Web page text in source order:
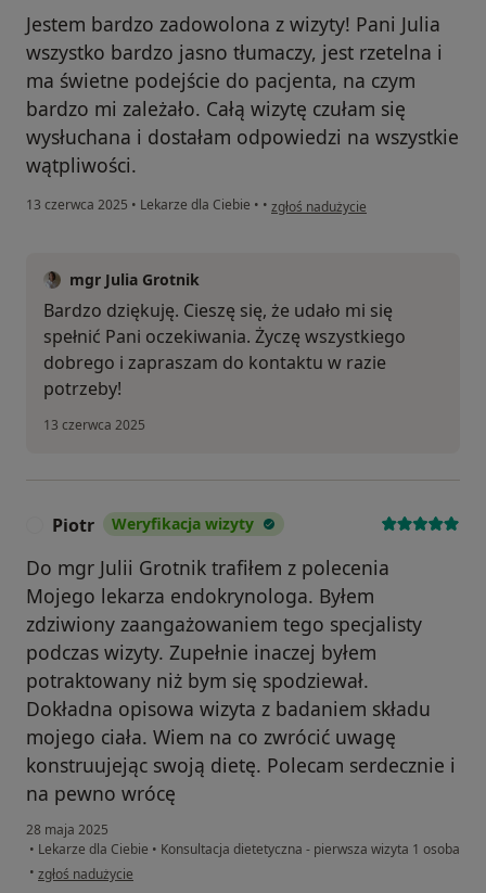
Jestem bardzo zadowolona z wizyty! Pani Julia
wszystko bardzo jasno tłumaczy, jest rzetelna i
ma świetne podejście do pacjenta, na czym
bardzo mi zależało. Całą wizytę czułam się
wysłuchana i dostałam odpowiedzi na wszystkie
wątpliwości.
13 czerwca 2025 • Lekarze dla Ciebie • • w opinii użytkownika Agnieszka
zgłoś nadużycie
mgr Julia Grotnik
Bardzo dziękuję. Cieszę się, że udało mi się
spełnić Pani oczekiwania. Życzę wszystkiego
dobrego i zapraszam do kontaktu w razie
potrzeby!
13 czerwca 2025
Piotr Weryfikacja wizyty
Do mgr Julii Grotnik trafiłem z polecenia
Mojego lekarza endokrynologa. Byłem
zdziwiony zaangażowaniem tego specjalisty
podczas wizyty. Zupełnie inaczej byłem
potraktowany niż bym się spodziewał.
Dokładna opisowa wizyta z badaniem składu
mojego ciała. Wiem na co zwrócić uwagę
konstruujejąc swoją dietę. Polecam serdecznie i
na pewno wrócę
28 maja 2025
• Lekarze dla Ciebie • Konsultacja dietetyczna - pierwsza wizyta 1 osoba
• w opinii użytkownika Piotr
zgłoś nadużycie